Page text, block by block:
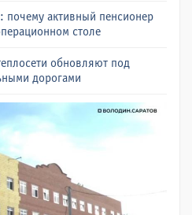
почему активный пенсионер
столе
обновляют под
дорогами